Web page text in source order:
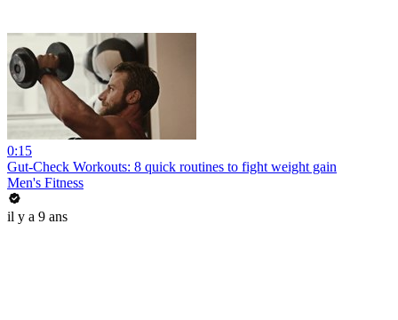
0:15
Gut-Check Workouts: 8 quick routines to fight weight gain
Men's Fitness
il y a 9 ans